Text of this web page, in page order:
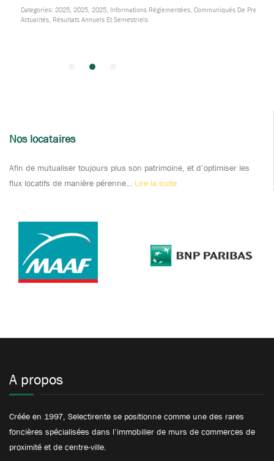
Categories: 2025, 2025, 2025, Informations Réglementées, Communiqués De Presse Et
Actualités, Résultats Annuels Et Semestriels
Nos locataires
Afin de mutualiser toujours plus son patrimoine, et d’optimiser les
flux locatifs de manière pérenne… Lire la suite
A propos
Créée en 1997, Selectirente se positionne comme une des rares
foncières spécialisées dans l’immobilier de murs de commerces de
proximité et de centre-ville.